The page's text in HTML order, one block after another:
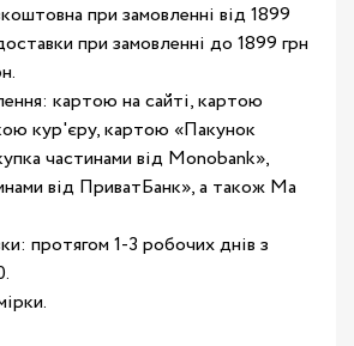
при замовленні від 1899
при замовленні до 1899 грн
картою на сайті, картою
кур'єру, картою «Пакунок
частинами від Monobank»,
від ПриватБанк», а також Ма
протягом 1-3 робочих днів з